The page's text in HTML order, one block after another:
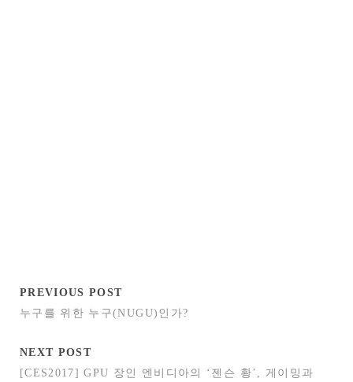
PREVIOUS POST
누구를 위한 누구(NUGU)인가?
NEXT POST
[CES2017] GPU 장인 엔비디아의 ‘젠슨 황’, 게이밍과